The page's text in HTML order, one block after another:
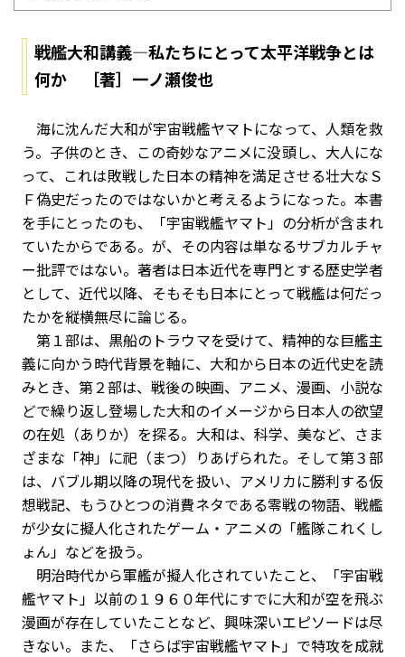
戦艦大和講義―私たちにとって太平洋戦争とは
何か ［著］一ノ瀬俊也
海に沈んだ大和が宇宙戦艦ヤマトになって、人類を救
う。子供のとき、この奇妙なアニメに没頭し、大人にな
って、これは敗戦した日本の精神を満足させる壮大なＳ
Ｆ偽史だったのではないかと考えるようになった。本書
を手にとったのも、「宇宙戦艦ヤマト」の分析が含まれ
ていたからである。が、その内容は単なるサブカルチャ
ー批評ではない。著者は日本近代を専門とする歴史学者
として、近代以降、そもそも日本にとって戦艦は何だっ
たかを縦横無尽に論じる。
第１部は、黒船のトラウマを受けて、精神的な巨艦主
義に向かう時代背景を軸に、大和から日本の近代史を読
みとき、第２部は、戦後の映画、アニメ、漫画、小説な
どで繰り返し登場した大和のイメージから日本人の欲望
の在処（ありか）を探る。大和は、科学、美など、さま
ざまな「神」に祀（まつ）りあげられた。そして第３部
は、バブル期以降の現代を扱い、アメリカに勝利する仮
想戦記、もうひとつの消費ネタである零戦の物語、戦艦
が少女に擬人化されたゲーム・アニメの「艦隊これくし
ょん」などを扱う。
明治時代から軍艦が擬人化されていたこと、「宇宙戦
艦ヤマト」以前の１９６０年代にすでに大和が空を飛ぶ
漫画が存在していたことなど、興味深いエピソードは尽
きない。また、「さらば宇宙戦艦ヤマト」で特攻を成就